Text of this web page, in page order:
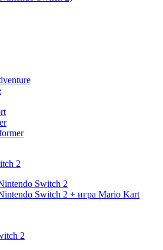
2
Switch 2
Switch 2 + игра Mario Kart
2